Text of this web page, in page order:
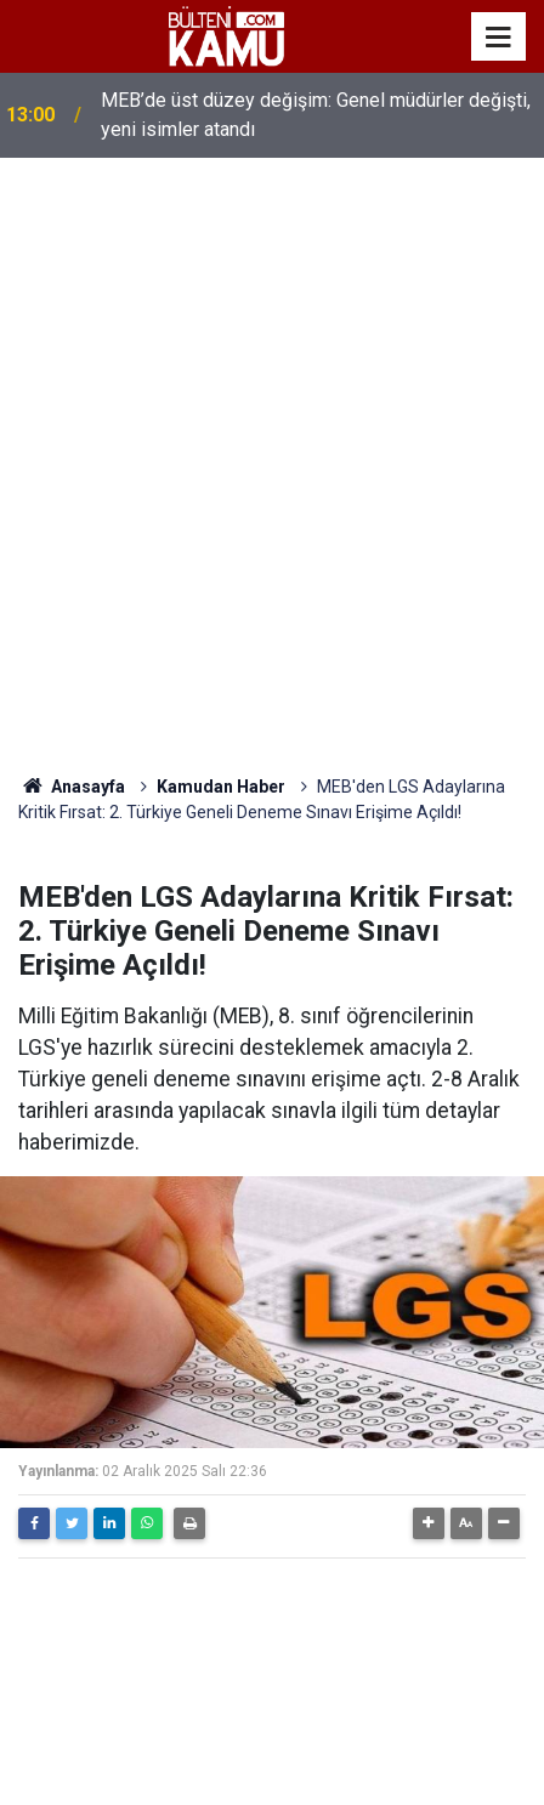
13:00
MEB’de üst düzey değişim: Genel müdürler değişti,
yeni isimler atandı
Anasayfa Kamudan Haber
MEB'den LGS Adaylarına
Kritik Fırsat: 2. Türkiye Geneli Deneme Sınavı Erişime Açıldı!
MEB'den LGS Adaylarına Kritik Fırsat:
2. Türkiye Geneli Deneme Sınavı
Erişime Açıldı!
Milli Eğitim Bakanlığı (MEB), 8. sınıf öğrencilerinin
LGS'ye hazırlık sürecini desteklemek amacıyla 2.
Türkiye geneli deneme sınavını erişime açtı. 2-8 Aralık
tarihleri arasında yapılacak sınavla ilgili tüm detaylar
haberimizde.
Yayınlanma: 02 Aralık 2025 Salı 22:36